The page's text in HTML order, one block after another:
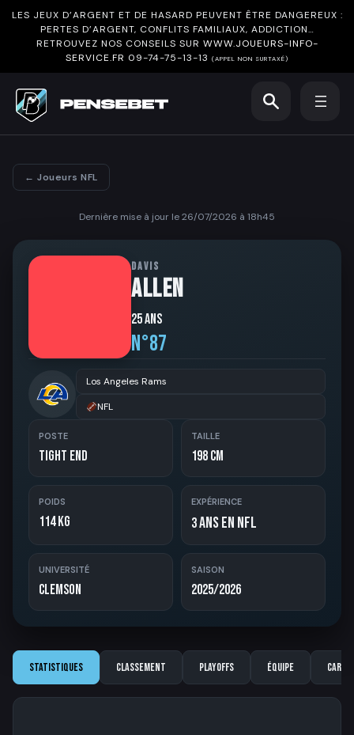
LES JEUX D’ARGENT ET DE HASARD PEUVENT ÊTRE DANGEREUX :
PERTES D’ARGENT, CONFLITS FAMILIAUX, ADDICTION…
RETROUVEZ NOS CONSEILS SUR WWW.JOUEURS-INFO-
SERVICE.FR 09-74-75-13-13 (APPEL NON SURTAXÉ)
← Joueurs NFL
Dernière mise à jour le 26/07/2026 à 18h45
DAVIS
ALLEN
25 ans
N°87
Los Angeles Rams
NFL
POSTE
Tight End
TAILLE
198 cm
POIDS
114 kg
EXPÉRIENCE
3ans en NFL
UNIVERSITÉ
Clemson
SAISON
2025/2026
Statistiques Classement Playoffs Équipe